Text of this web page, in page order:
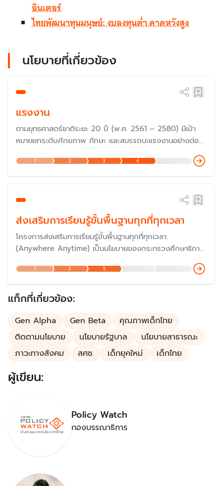
อินเตอร์
ไทยพัฒนาทุนมนุษย์: งบลงทุนต่ำ คาดหวังสูง
นโยบายที่เกี่ยวข้อง
แรงงาน
ตามยุทธศาสตร์ชาติระยะ 20 ปี (พ.ศ. 2561 – 2580) มีเป้า
หมายยกระดับศักยภาพ ทักษะ และสมรรถนะแรงงานอย่างต่อ
ทำงานตามหลักการทำงานที่มีคุณค่าเพื่อสร้างผลิตภาพเพิ่มให้
กับประเทศ
1 2 3 4
ส่งเสริมการเรียนรู้ขั้นพื้นฐานทุกที่ทุกเวลา
โครงการส่งเสริมการเรียนรู้ขั้นพื้นฐานทุกที่ทุกเวลา
(Anywhere Anytime) เป็นนโยบายของกระทรวงศึกษาธิการ
ตลอดชีวิต โดยหวังลดความเหลื่อมล้ำทางการศึกษา ผ่านการ
จัดทำหลักสูตรที่ทันสมัย ใช้เทคโนโลยีเป็นเครื่องมือในการเรียนรู้
(1 นักเรียน 1 แท็บเล็ต)
1 2 3
แท็กที่เกี่ยวข้อง:
Gen Alpha Gen Beta
คุณภาพเด็กไทย
ติดตามนโยบาย
นโยบายรัฐบาล
นโยบายสาธารณะ
ภาวะทางสังคม
สศช. เด็กยุคใหม่ เด็กไทย
ผู้เขียน:
Policy Watch
กองบรรณาธิการ